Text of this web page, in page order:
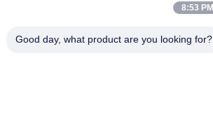
8:53 PM
Good day, what product are you looking for?